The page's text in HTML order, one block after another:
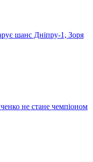
шанс Дніпру-1, Зоря
не стане чемпіоном